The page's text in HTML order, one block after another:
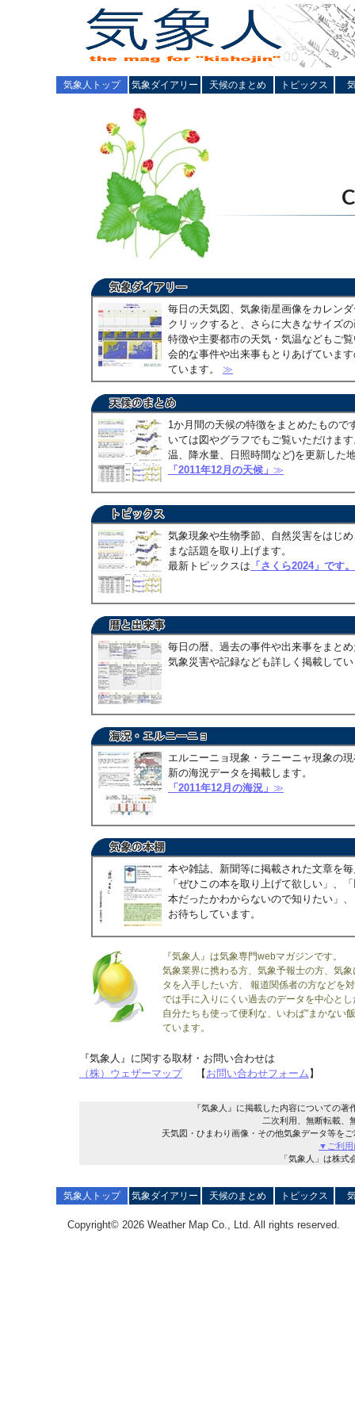
気象人トップ 気象ダイアリー 天候のまとめ トピックス
毎日の天気図、気象衛星画像をカレン
クリックすると、さらに大きなサイズ
特徴や主要都市の天気・気温などもご
会的な事件や出来事もとりあげていま
ています。 ≫
1か月間の天候の特徴をまとめたもので
いては図やグラフでもご覧いただけま
温、降水量、日照時間など)を更新した
「2011年12月の天候」 ≫
気象現象や生物季節、自然災害をはじ
まな話題を取り上げます。
最新トピックスは 「さくら2024」です。
毎日の暦、過去の事件や出来事をまと
気象災害や記録なども詳しく掲載して
エルニーニョ現象・ラニーニャ現象の
新の海況データを掲載します。
「2011年12月の海況」 ≫
本や雑誌、新聞等に掲載された文章を
「ぜひこの本を取り上げて欲しい」、
本だったかわからないので知りたい」
お待ちしています。
『気象人』は気象専門webマガジンです。
気象業界に携わる方、気象予報士の方、気
タを入手したい方、 報道関係者の方などを
では手に入りにくい過去のデータを中心と
自分たちも使って便利な、いわば"まかない
ています。
『気象人』に関する取材・お問い合わせは
（株）ウェザーマップ【 お問い合わせフォーム 】
『気象人』に掲載した内容についての
二次利用、無断転載、
天気図・ひまわり画像・その他気象データ等を
▼ご利用
「気象人」は株
気象人トップ 気象ダイアリー 天候のまとめ トピックス
Copyright© 2026 Weather Map Co., Ltd. All rights reserved.